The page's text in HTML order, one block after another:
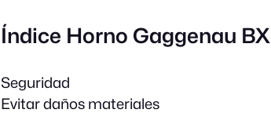
Índice Horno Gaggenau
Seguridad
Evitar daños materiales